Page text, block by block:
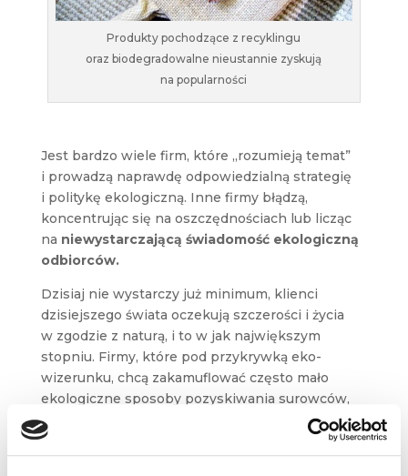
Produkty pochodzące z recyklingu
oraz biodegradowalne nieustannie zyskują
na popularności
Jest bardzo wiele firm, które „rozumieją temat”
i prowadzą naprawdę odpowiedzialną strategię
i politykę ekologiczną. Inne firmy błądzą,
koncentrując się na oszczędnościach lub licząc
na niewystarczającą świadomość ekologiczną
odbiorców.
Dzisiaj nie wystarczy już minimum, klienci
dzisiejszego świata oczekują szczerości i życia
w zgodzie z naturą, i to w jak największym
stopniu. Firmy, które pod przykrywką eko-
wizerunku, chcą zakamuflować często mało
ekologiczne sposoby pozyskiwania surowców,
bądź sam proces produkcyjny, nie są dobrym
przykładem „eko–liderów”.